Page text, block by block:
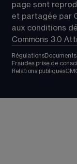
page sont
et partagée par
aux conditions
Commons 3.0
Régulations
Fraudes prise de
Relations publiques